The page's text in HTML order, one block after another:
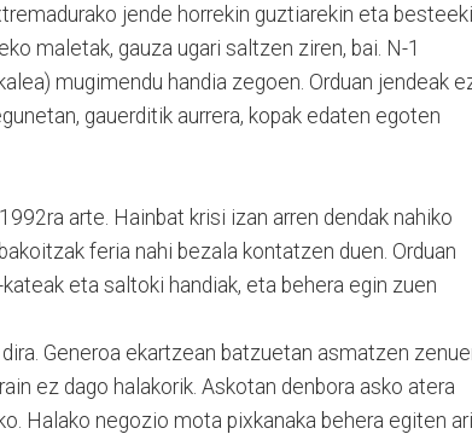
jende horrekin guztiarekin eta
maletak, gauza ugari saltzen ziren, bai. N-1
mugimendu handia zegoen. Orduan jendeak
gauerditik aurrera, kopak edaten egoten
arte. Hainbat krisi izan arren dendak nahiko
feria nahi bezala kontatzen duen. Orduan
eta saltoki handiak, eta behera egin zuen
Generoa ekartzean batzuetan asmatzen
ez dago halakorik. Askotan denbora asko atera
Halako negozio mota pixkanaka behera egiten ari